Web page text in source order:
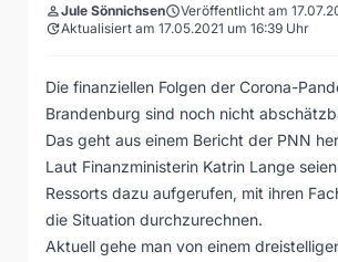
personJule SönnichsenscheduleVeröffentlicht am
updateAktualisiert am 17.05.2021 um 16:39 Uhr
Die finanziellen Folgen der Corona-
Brandenburg sind noch nicht
Das geht aus einem Bericht der PNN
Laut Finanzministerin Katrin Lange
Ressorts dazu aufgerufen, mit ihren
die Situation durchzurechnen.
Aktuell gehe man von einem